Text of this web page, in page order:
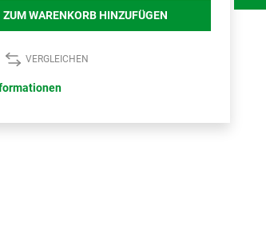
ZUM WARENKORB HINZUFÜGEN
VERGLEICHEN